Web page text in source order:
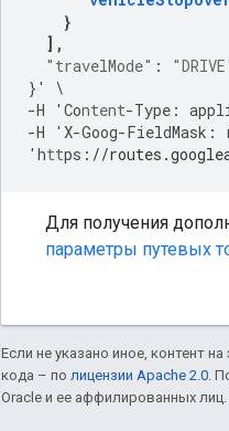
}
],
"travelMode" :
} '
\
-H 'Content-Type :
-H 'X-Goog-FieldMask :
'https : //
Для получения
параметры путевых
Если не указано иное, контент
кода – по лицензии Apache 2.0 .
Oracle и ее аффилированных лиц.